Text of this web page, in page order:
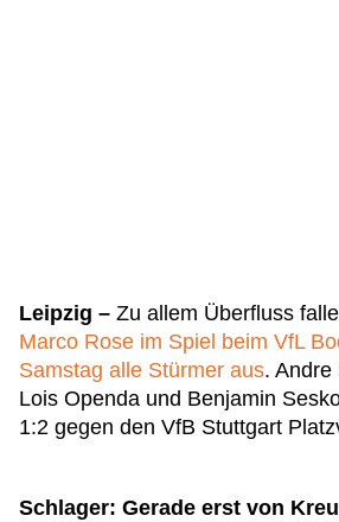
Leipzig – Zu allem Überfluss
Marco Rose im Spiel beim VfL
Samstag alle Stürmer aus. Andre
Lois Openda und Benjamin
1:2 gegen den VfB Stuttgart
Schlager: Gerade erst von